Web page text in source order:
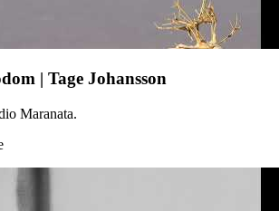
| Tage Johansson
Maranata.